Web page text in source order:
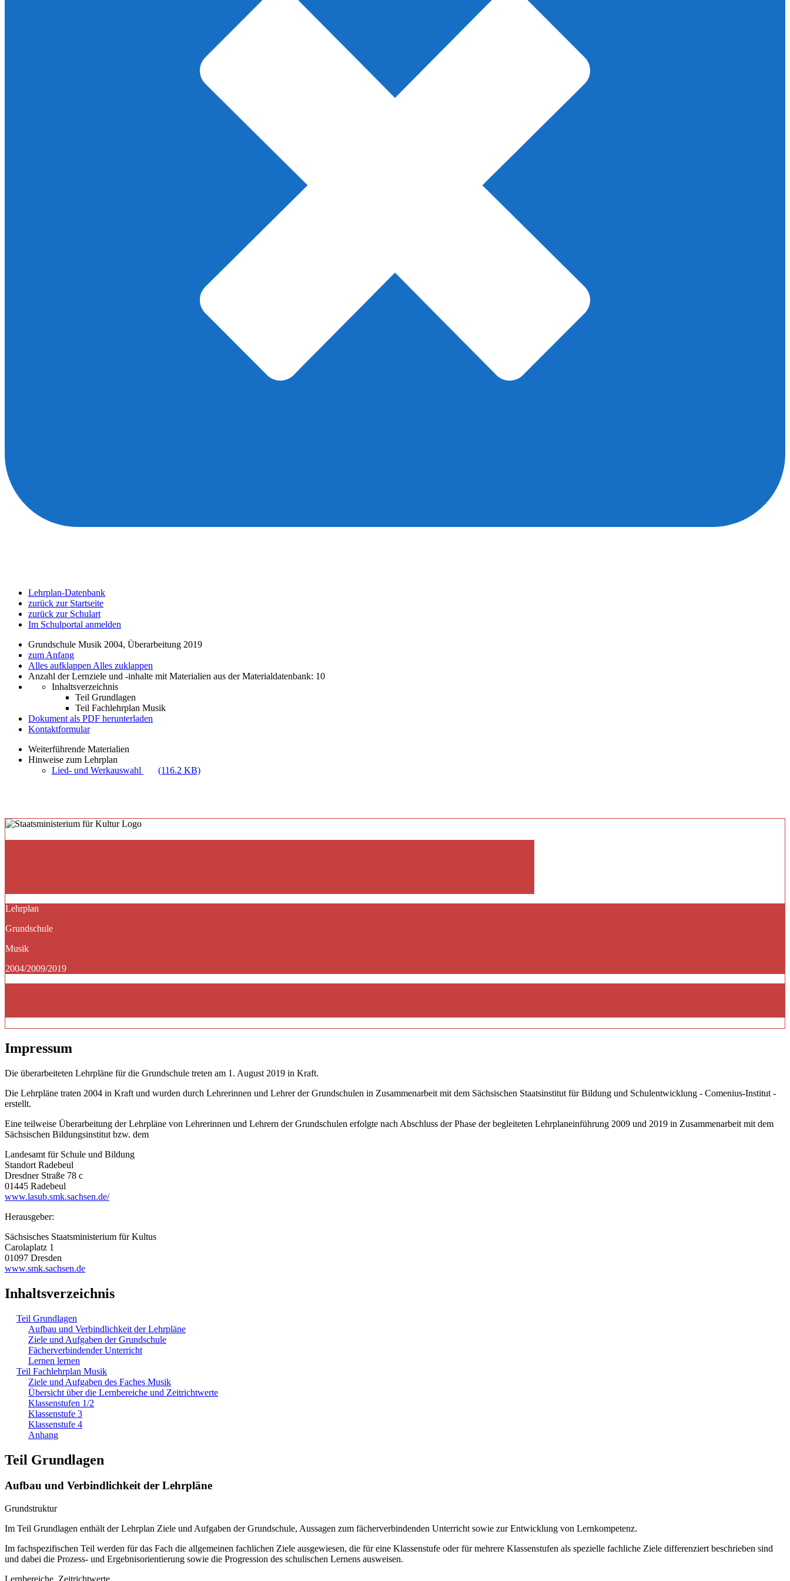
Lehrplan-Datenbank
zurück zur Startseite
zurück zur Schulart
Im Schulportal anmelden
Grundschule Musik 2004, Überarbeitung 2019
zum Anfang
Alles aufklappen Alles zuklappen
Anzahl der Lernziele und -inhalte mit Materialien aus der Materialdatenbank: 10
Inhaltsverzeichnis
Teil Grundlagen
Teil Fachlehrplan Musik
Dokument als PDF herunterladen
Kontaktformular
Weiterführende Materialien
Hinweise zum Lehrplan
Lied- und Werkauswahl
(116.2 KB)
Lehrplan
Grundschule
Musik
2004/2009/2019
Impressum
Die überarbeiteten Lehrpläne für die Grundschule treten am 1. August 2019 in Kraft.
Die Lehrpläne traten 2004 in Kraft und wurden durch Lehrerinnen und Lehrer der Grundschulen in Zusammenarbeit mit dem Sächsischen Staatsinstitut für Bildung und Schulentwicklung - Comenius-Institut -
erstellt.
Eine teilweise Überarbeitung der Lehrpläne von Lehrerinnen und Lehrern der Grundschulen erfolgte nach Abschluss der Phase der begleiteten Lehrplaneinführung 2009 und 2019 in Zusammenarbeit mit dem
Sächsischen Bildungsinstitut bzw. dem
Landesamt für Schule und Bildung
Standort Radebeul
Dresdner Straße 78 c
01445 Radebeul
www.lasub.smk.sachsen.de/
Herausgeber:
Sächsisches Staatsministerium für Kultus
Carolaplatz 1
01097 Dresden
www.smk.sachsen.de
Inhaltsverzeichnis
Teil Grundlagen
Aufbau und Verbindlichkeit der Lehrpläne
Ziele und Aufgaben der Grundschule
Fächerverbindender Unterricht
Lernen lernen
Teil Fachlehrplan Musik
Ziele und Aufgaben des Faches Musik
Übersicht über die Lernbereiche und Zeitrichtwerte
Klassenstufen 1/2
Klassenstufe 3
Klassenstufe 4
Anhang
Teil Grundlagen
Aufbau und Verbindlichkeit der Lehrpläne
Grundstruktur
Im Teil Grundlagen enthält der Lehrplan Ziele und Aufgaben der Grundschule, Aussagen zum fächerverbindenden Unterricht sowie zur Entwicklung von Lernkompetenz.
Im fachspezifischen Teil werden für das Fach die allgemeinen fachlichen Ziele ausgewiesen, die für eine Klassenstufe oder für mehrere Klassenstufen als spezielle fachliche Ziele differenziert beschrieben sind
und dabei die Prozess- und Ergebnisorientierung sowie die Progression des schulischen Lernens ausweisen.